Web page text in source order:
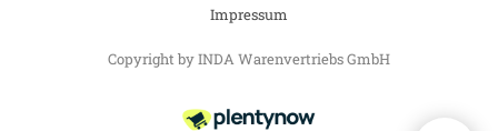
Impressum
Copyright by INDA Warenvertriebs GmbH